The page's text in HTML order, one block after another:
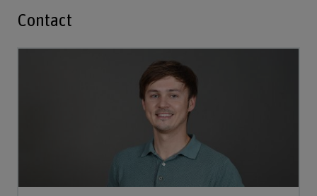
Contact